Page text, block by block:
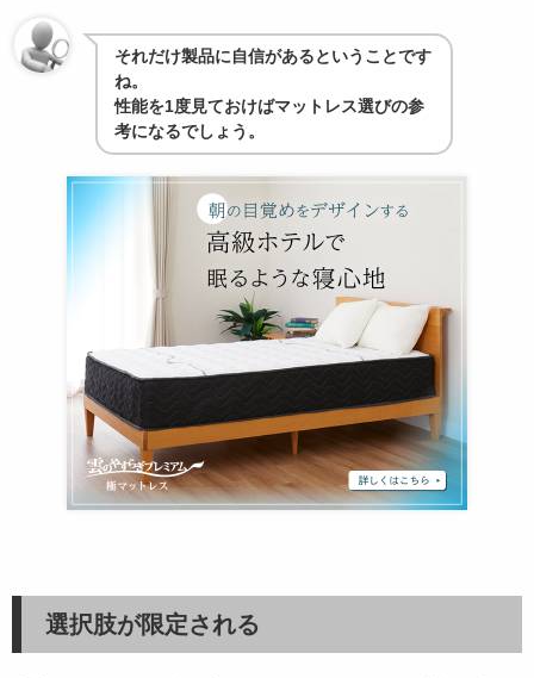
それだけ製品に自信があるということです
ね。
性能を1度見ておけばマットレス選びの参
考になるでしょう。
選択肢が限定される